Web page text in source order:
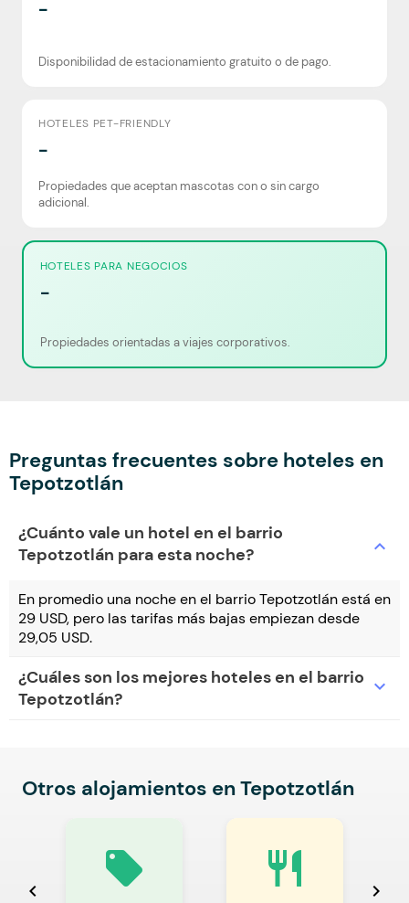
-
Disponibilidad de estacionamiento gratuito o de pago.
HOTELES PET-FRIENDLY
-
Propiedades que aceptan mascotas con o sin cargo
adicional.
HOTELES PARA NEGOCIOS
-
Propiedades orientadas a viajes corporativos.
Preguntas frecuentes sobre hoteles en
Tepotzotlán
¿Cuánto vale un hotel en el barrio
Tepotzotlán para esta noche?
expand_more
En promedio una noche en el barrio Tepotzotlán está en
29 USD, pero las tarifas más bajas empiezan desde
29,05 USD.
¿Cuáles son los mejores hoteles en el barrio
Tepotzotlán?
expand_more
Otros alojamientos en Tepotzotlán
chevron_left
local_offer restaurant
chevron_right